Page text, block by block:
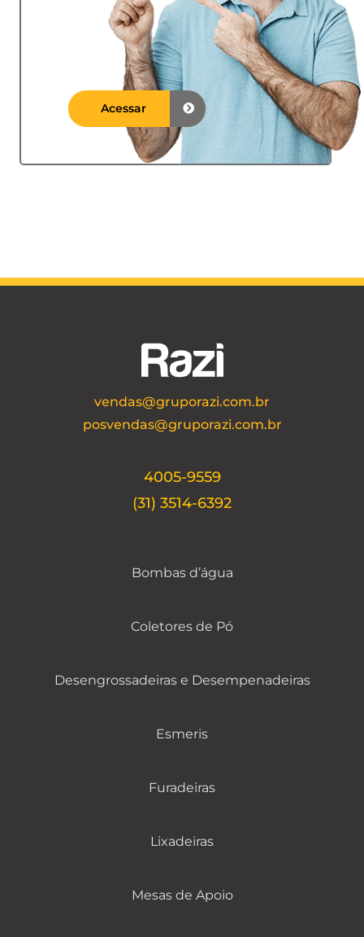
Acessar
vendas@gruporazi.com.br
posvendas@gruporazi.com.br
4005-9559
(31) 3514-6392
Bombas d’água
Coletores de Pó
Desengrossadeiras e Desempenadeiras
Esmeris
Furadeiras
Lixadeiras
Mesas de Apoio